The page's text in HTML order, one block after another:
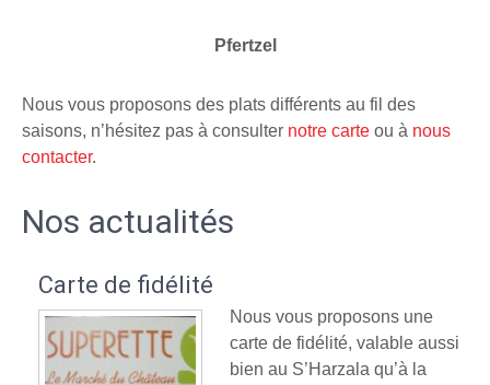
Pfertzel
Nous vous proposons des plats différents au fil des
saisons, n’hésitez pas à consulter notre carte ou à nous
contacter.
Nos actualités
Carte de fidélité
Nous vous proposons une
carte de fidélité, valable aussi
bien au S’Harzala qu’à la